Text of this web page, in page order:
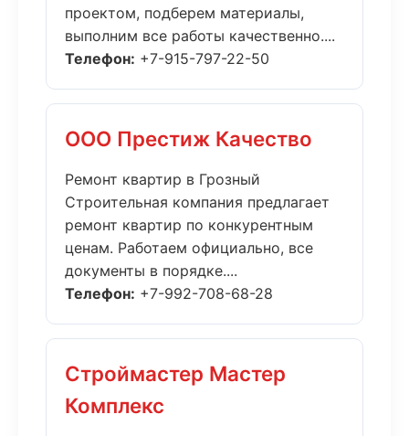
проектом, подберем материалы,
выполним все работы качественно....
Телефон: +7-915-797-22-50
ООО Престиж Качество
Ремонт квартир в Грозный
Строительная компания предлагает
ремонт квартир по конкурентным
ценам. Работаем официально, все
документы в порядке....
Телефон: +7-992-708-68-28
Строймастер Мастер
Комплекс